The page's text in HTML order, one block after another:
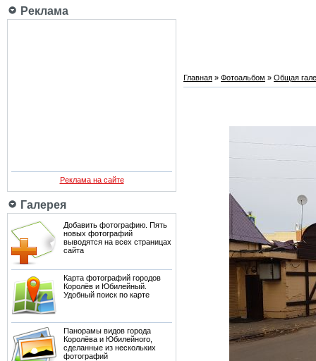
Реклама
Реклама на сайте
Галерея
Добавить фотографию. Пять
новых фотографий
выводятся на всех страницах
сайта
Карта фотографий городов
Королёв и Юбилейный.
Удобный поиск по карте
Панорамы видов города
Королёва и Юбилейного,
сделанные из нескольких
фотографий
Главная » Фотоальбом » Общая